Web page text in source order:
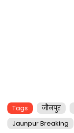
Tags जौनपुर
Jaunpur Breaking